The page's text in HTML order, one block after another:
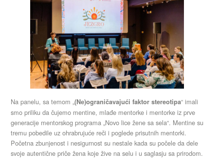
Na panelu, sa temom „(Nе)ograničavajući faktor stereotipa“ imali
smo priliku da čujemo mentine, mlađe mentorke i mentorke iz prve
generacije mentorskog programa „Novo lice žene sa sela“. Mentine su
tremu pobedile uz ohrabrujuće reči i poglede prisutnih mentorki.
Početna zbunjenost i nesigurnost su nestale kada su počele da dele
svoje autentične priče žena koje žive na selu i u saglasju sa prirodom.